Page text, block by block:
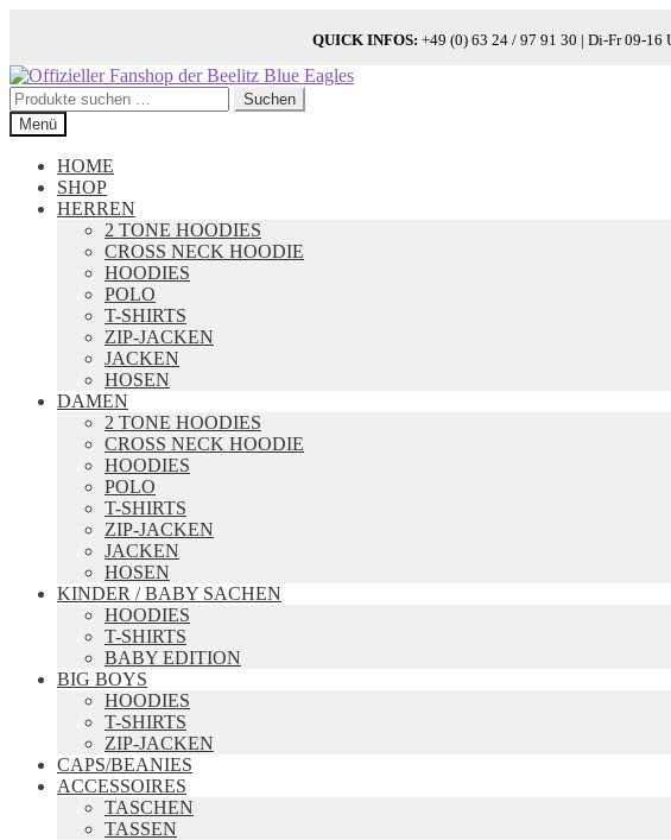
QUICK INFOS: +49 (0) 63 24 / 97 91 30 | Di-Fr 09-16
Zur
Navigation
springen
Zum
Inhalt
springen
Suchen
nach:
Suchen
Menü
HOME
SHOP
HERREN
2 TONE HOODIES
CROSS NECK HOODIE
HOODIES
POLO
T-SHIRTS
ZIP-JACKEN
JACKEN
HOSEN
DAMEN
2 TONE HOODIES
CROSS NECK HOODIE
HOODIES
POLO
T-SHIRTS
ZIP-JACKEN
JACKEN
HOSEN
KINDER / BABY SACHEN
HOODIES
T-SHIRTS
BABY EDITION
BIG BOYS
HOODIES
T-SHIRTS
ZIP-JACKEN
CAPS/BEANIES
ACCESSOIRES
TASCHEN
TASSEN